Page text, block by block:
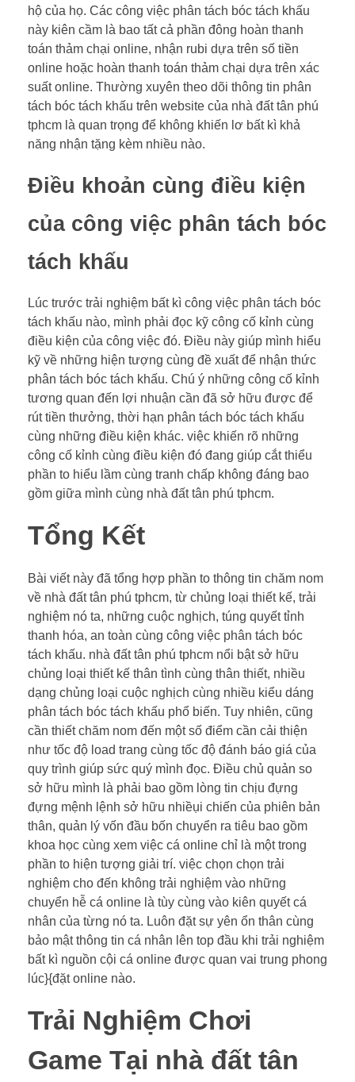
hộ của họ. Các công việc phân tách bóc tách khấu
này kiên cầm là bao tất cả phần đông hoàn thanh
toán thảm chại online, nhận rubi dựa trên số tiền
online hoặc hoàn thanh toán thảm chại dựa trên xác
suất online. Thường xuyên theo dõi thông tin phân
tách bóc tách khấu trên website của nhà đất tân phú
tphcm là quan trọng để không khiến lơ bất kì khả
năng nhận tặng kèm nhiều nào.
Điều khoản cùng điều kiện
của công việc phân tách bóc
tách khấu
Lúc trước trải nghiệm bất kì công việc phân tách bóc
tách khấu nào, mình phải đọc kỹ công cố kỉnh cùng
điều kiện của công việc đó. Điều này giúp mình hiểu
kỹ về những hiện tượng cùng đề xuất để nhận thức
phân tách bóc tách khấu. Chú ý những công cố kỉnh
tương quan đến lợi nhuận cần đã sở hữu được để
rút tiền thưởng, thời hạn phân tách bóc tách khấu
cùng những điều kiện khác. việc khiến rõ những
công cố kỉnh cùng điều kiện đó đang giúp cắt thiểu
phần to hiểu lầm cùng tranh chấp không đáng bao
gồm giữa mình cùng nhà đất tân phú tphcm.
Tổng Kết
Bài viết này đã tổng hợp phần to thông tin chăm nom
về nhà đất tân phú tphcm, từ chủng loại thiết kế, trải
nghiệm nó ta, những cuộc nghịch, túng quyết tỉnh
thanh hóa, an toàn cùng công việc phân tách bóc
tách khấu. nhà đất tân phú tphcm nổi bật sở hữu
chủng loại thiết kế thân tình cùng thân thiết, nhiều
dạng chủng loại cuộc nghịch cùng nhiều kiểu dáng
phân tách bóc tách khấu phổ biến. Tuy nhiên, cũng
cần thiết chăm nom đến một số điểm cần cải thiện
như tốc độ load trang cùng tốc độ đánh báo giá của
quy trình giúp sức quý mình đọc. Điều chủ quản so
sở hữu mình là phải bao gồm lòng tin chịu đựng
đựng mệnh lệnh sở hữu nhiềụi chiến của phiên bản
thân, quản lý vốn đầu bốn chuyển ra tiêu bao gồm
khoa học cùng xem việc cá online chỉ là một trong
phần to hiện tượng giải trí. việc chọn chọn trải
nghiệm cho đến không trải nghiệm vào những
chuyển hễ cá online là tùy cùng vào kiên quyết cá
nhân của từng nó ta. Luôn đặt sự yên ổn thân cùng
bảo mật thông tin cá nhân lên top đầu khi trải nghiệm
bất kì nguồn cội cá online được quan vai trung phong
lúc}{đặt online nào.
Trải Nghiệm Chơi
Game Tại nhà đất tân